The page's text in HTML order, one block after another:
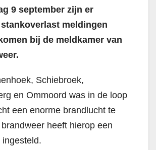
9 september zijn er
meldingen
bij de meldkamer van
Schiebroek,
en Ommoord was in de loop
een enorme brandlucht te
heeft hierop een